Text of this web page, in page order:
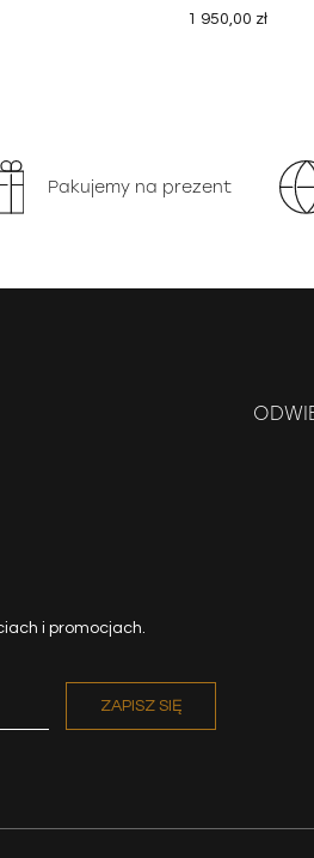
1 950,00 zł
Pakujemy na prezent
i promocjach.
ZAPISZ SIĘ